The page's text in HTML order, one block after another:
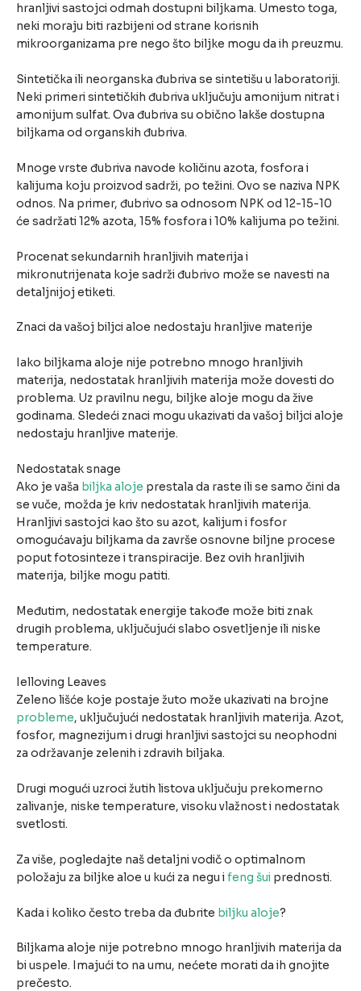
hranljivi sastojci odmah dostupni biljkama. Umesto toga,
neki moraju biti razbijeni od strane korisnih
mikroorganizama pre nego što biljke mogu da ih preuzmu.
Sintetička ili neorganska đubriva se sintetišu u laboratoriji.
Neki primeri sintetičkih đubriva uključuju amonijum nitrat i
amonijum sulfat. Ova đubriva su obično lakše dostupna
biljkama od organskih đubriva.
Mnoge vrste đubriva navode količinu azota, fosfora i
kalijuma koju proizvod sadrži, po težini. Ovo se naziva NPK
odnos. Na primer, đubrivo sa odnosom NPK od 12-15-10
će sadržati 12% azota, 15% fosfora i 10% kalijuma po težini.
Procenat sekundarnih hranljivih materija i
mikronutrijenata koje sadrži đubrivo može se navesti na
detaljnijoj etiketi.
Znaci da vašoj biljci aloe nedostaju hranljive materije
Iako biljkama aloje nije potrebno mnogo hranljivih
materija, nedostatak hranljivih materija može dovesti do
problema. Uz pravilnu negu, biljke aloje mogu da žive
godinama. Sledeći znaci mogu ukazivati da vašoj biljci aloje
nedostaju hranljive materije.
Nedostatak snage
Ako je vaša biljka aloje prestala da raste ili se samo čini da
se vuče, možda je kriv nedostatak hranljivih materija.
Hranljivi sastojci kao što su azot, kalijum i fosfor
omogućavaju biljkama da završe osnovne biljne procese
poput fotosinteze i transpiracije. Bez ovih hranljivih
materija, biljke mogu patiti.
Međutim, nedostatak energije takođe može biti znak
drugih problema, uključujući slabo osvetljenje ili niske
temperature.
Ielloving Leaves
Zeleno lišće koje postaje žuto može ukazivati na brojne
probleme, uključujući nedostatak hranljivih materija. Azot,
fosfor, magnezijum i drugi hranljivi sastojci su neophodni
za održavanje zelenih i zdravih biljaka.
Drugi mogući uzroci žutih listova uključuju prekomerno
zalivanje, niske temperature, visoku vlažnost i nedostatak
svetlosti.
Za više, pogledajte naš detaljni vodič o optimalnom
položaju za biljke aloe u kući za negu ifeng šui prednosti.
Kada i koliko često treba da đubrite biljku aloje?
Biljkama aloje nije potrebno mnogo hranljivih materija da
bi uspele. Imajući to na umu, nećete morati da ih gnojite
prečesto.